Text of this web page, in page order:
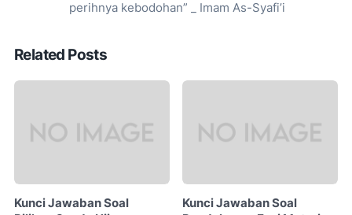
perihnya kebodohan” _ Imam As-Syafi’i
Related Posts
Kunci Jawaban Soal
Kunci Jawaban Soal